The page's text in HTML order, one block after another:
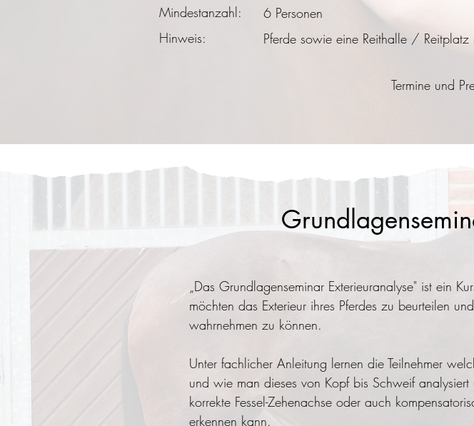
6 Personen
Pferde sowie eine Reithalle / Reitplatz
Mindestanzahl:
Hinweis:
Termine und
„Das Grundlagenseminar Exterieuranalyse" ist ein
möchten das Exterieur ihres Pferdes zu beurteilen
wahrnehmen zu können.
Unter fachlicher Anleitung lernen die Teilnehmer
und wie man dieses von Kopf bis Schweif
korrekte Fessel-Zehenachse oder auch
erkennen kann.